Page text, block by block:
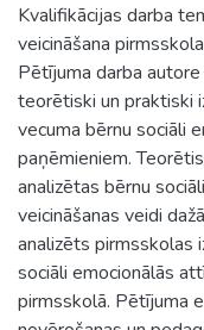
Kvalifikācijas darba
veicināšana
Pētījuma darba
teorētiski un praktiski
vecuma bērnu sociāli
paņēmieniem.
analizētas bērnu
veicināšanas veidi
analizēts pirmsskolas
sociāli emocionālās
pirmsskolā. Pētījuma